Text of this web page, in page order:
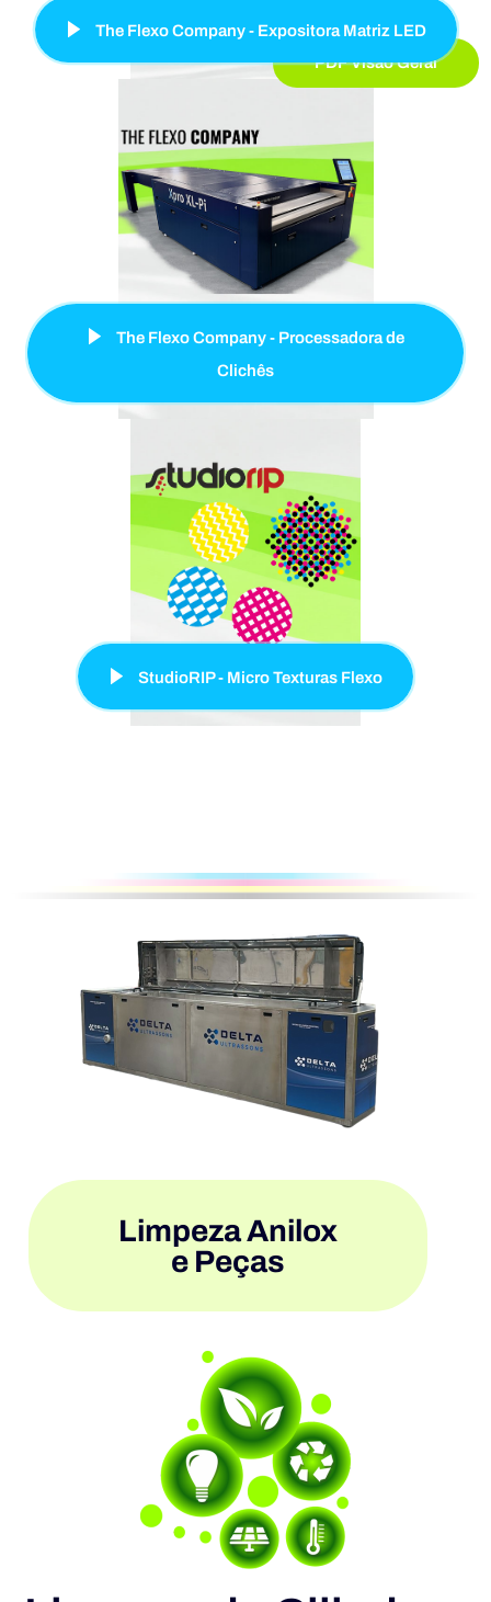
The Flexo Company - Expositora Matriz LED
PDF Visão Geral
The Flexo Company - Processadora de
Clichês
StudioRIP - Micro Texturas Flexo
Limpeza Anilox
e Peças